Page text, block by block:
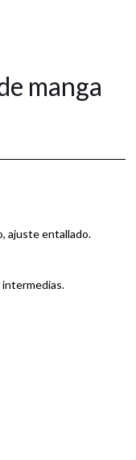
manga
ajuste entallado.